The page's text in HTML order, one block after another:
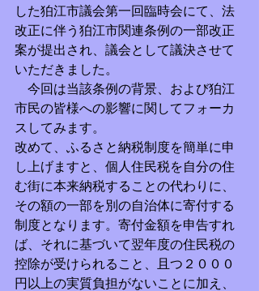
した狛江市議会第一回臨時会にて、法
改正に伴う狛江市関連条例の一部改正
案が提出され、議会として議決させて
いただきました。
今回は当該条例の背景、および狛江
市民の皆様への影響に関してフォーカ
スしてみます。
改めて、ふるさと納税制度を簡単に申
し上げますと、個人住民税を自分の住
む街に本来納税することの代わりに、
その額の一部を別の自治体に寄付する
制度となります。寄付金額を申告すれ
ば、それに基づいて翌年度の住民税の
控除が受けられること、且つ２０００
円以上の実質負担がないことに加え、